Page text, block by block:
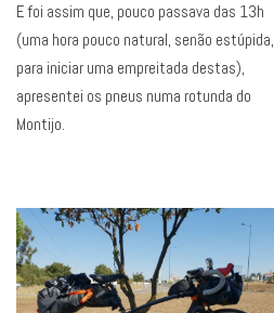
E foi assim que, pouco passava das 13h
(uma hora pouco natural, senão estúpida,
para iniciar uma empreitada destas),
apresentei os pneus numa rotunda do
Montijo.